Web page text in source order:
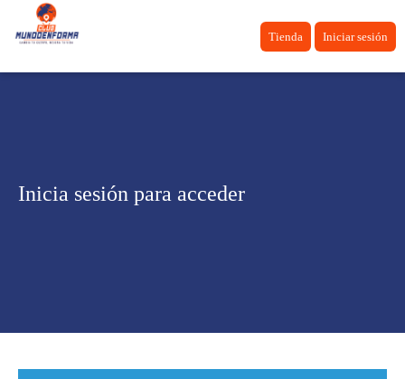
Tienda Iniciar sesión
Inicia sesión para acceder